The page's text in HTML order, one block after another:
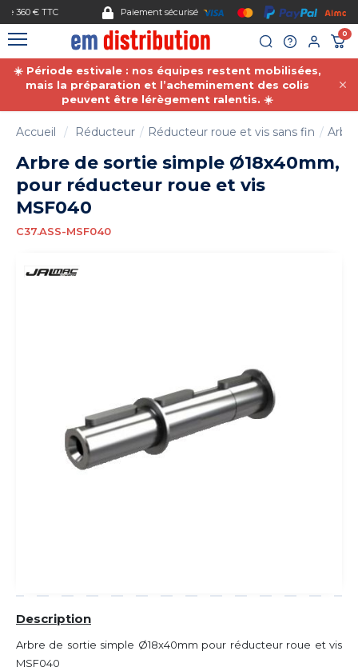
Paiement sécurisé
0
☀️ Période estivale : nos équipes restent mobilisées,
mais la préparation et l’acheminement des colis
peuvent être lérègement ralentis. ☀️
Accueil Réducteur Réducteur roue et vis sans fin
Arbre de sortie simple Ø18x40mm,
pour réducteur roue et vis
MSF040
C37.ASS-MSF040
Description
Arbre de sortie simple Ø18x40mm pour réducteur roue et vis
MSF040
Gestion des cookies